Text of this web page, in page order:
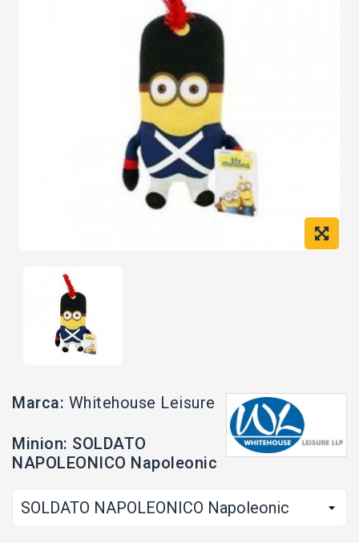
Marca: Whitehouse Leisure
Minion: SOLDATO
NAPOLEONICO Napoleonic